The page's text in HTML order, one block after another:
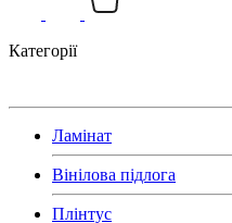
Категорії
Ламінат
Вінілова підлога
Плінтус